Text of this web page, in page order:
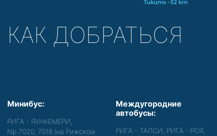
КАК ДОБРАТЬСЯ
Минибус:
РИГА - ЯУНКЕМЕРИ,
Nр.7020, 7018 (на Рижском
Междугородние
автобусы:
РИГА - ТАЛСИ, РИГА - РОЯ,